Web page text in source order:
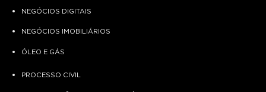
NEGÓCIOS DIGITAIS
NEGÓCIOS IMOBILIÁRIOS
ÓLEO E GÁS
PROCESSO CIVIL